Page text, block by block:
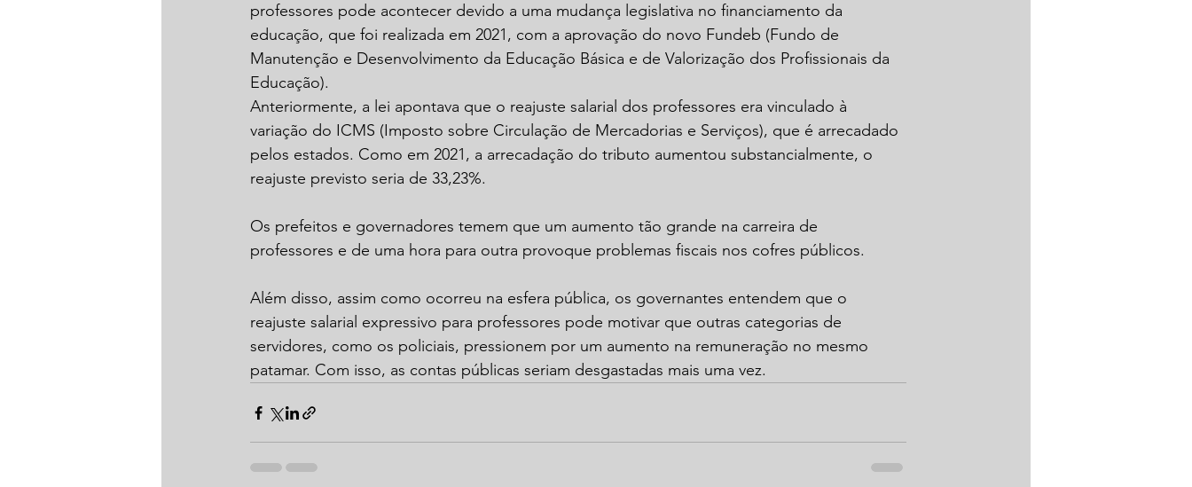
professores pode acontecer devido a uma mudança legislativa no financiamento da
educação, que foi realizada em 2021, com a aprovação do novo Fundeb (Fundo de
Manutenção e Desenvolvimento da Educação Básica e de Valorização dos Profissionais da
Educação).
Anteriormente, a lei apontava que o reajuste salarial dos professores era vinculado à
variação do ICMS (Imposto sobre Circulação de Mercadorias e Serviços), que é arrecadado
pelos estados. Como em 2021, a arrecadação do tributo aumentou substancialmente, o
reajuste previsto seria de 33,23%.
Os prefeitos e governadores temem que um aumento tão grande na carreira de
professores e de uma hora para outra provoque problemas fiscais nos cofres públicos.
Além disso, assim como ocorreu na esfera pública, os governantes entendem que o
reajuste salarial expressivo para professores pode motivar que outras categorias de
servidores, como os policiais, pressionem por um aumento na remuneração no mesmo
patamar. Com isso, as contas públicas seriam desgastadas mais uma vez.